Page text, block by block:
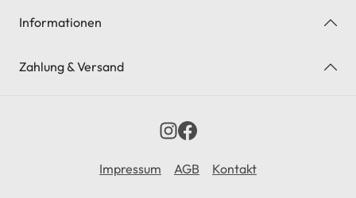
Informationen
Zahlung & Versand
Impressum AGB Kontakt